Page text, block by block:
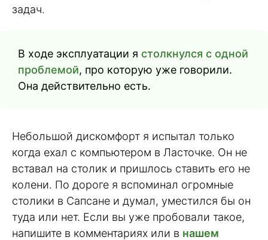
задач.
В ходе эксплуатации я столкнулся с одной
проблемой, про которую уже говорили.
Она действительно есть.
Небольшой дискомфорт я испытал только
когда ехал с компьютером в Ласточке. Он не
вставал на столик и пришлось ставить его не
колени. По дороге я вспоминал огромные
столики в Сапсане и думал, уместился бы он
туда или нет. Если вы уже пробовали такое,
напишите в комментариях или в нашем